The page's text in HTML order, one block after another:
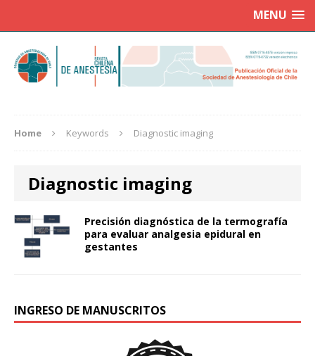
MENU
Home Keywords Diagnostic imaging
Diagnostic imaging
Precisión diagnóstica de la termografía
para evaluar analgesia epidural en
gestantes
INGRESO DE MANUSCRITOS